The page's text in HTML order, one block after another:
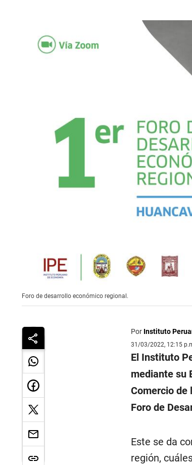
Foro de desarrollo económico regional.
Por Instituto
31/03/2022, 12:15
El Instituto
mediante su
Comercio de
Foro de
Este se da
región,